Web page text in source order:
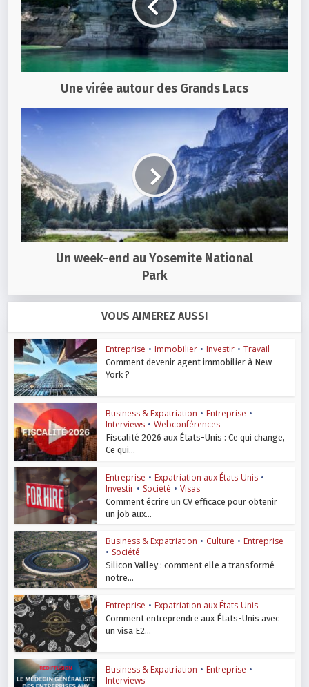
Une virée autour des Grands Lacs
Un week-end au Yosemite National
Park
VOUS AIMEREZ AUSSI
Entreprise • Immobilier • Investir • Travail
Comment devenir agent immobilier à New
York ?
Business & Expatriation • Entreprise •
Interviews • Webconférences
Fiscalité 2026 aux États-Unis : Ce qui change,
Ce qui...
Entreprise • Expatriation aux États-Unis •
Investir • Société • Visas
Comment écrire un CV efficace pour obtenir
un job aux...
Business & Expatriation • Culture • Entreprise
• Société
Silicon Valley : comment elle a transformé
notre...
Entreprise • Expatriation aux États-Unis
Comment entreprendre aux États-Unis avec
un visa E2...
Business & Expatriation • Entreprise •
Interviews